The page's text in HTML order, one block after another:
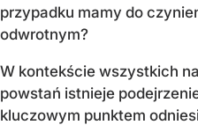
przypadku mamy do
odwrotnym?
W kontekście wszystkich
powstań istnieje
kluczowym punktem